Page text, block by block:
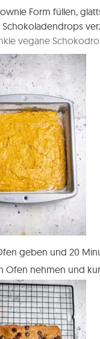
Form füllen,
vegane
geben und 20
Ofen nehmen und